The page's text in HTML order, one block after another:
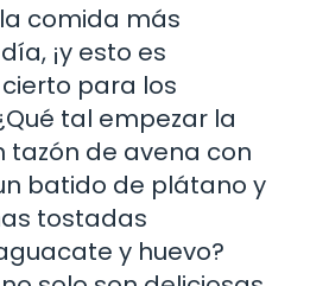
comida más
¡y esto es
para los
tal empezar la
tazón de avena con
batido de plátano y
tostadas
y huevo?